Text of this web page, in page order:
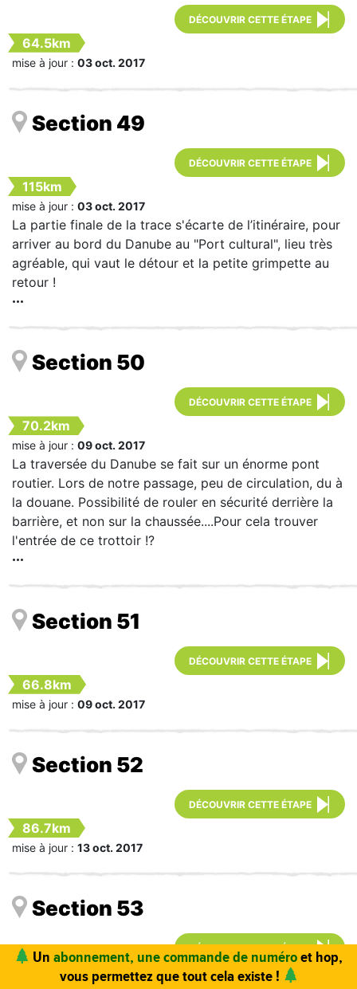
DÉCOUVRIR CETTE ÉTAPE
64.5km
mise à jour : 03 oct. 2017
Section 49
DÉCOUVRIR CETTE ÉTAPE
115km
mise à jour : 03 oct. 2017
La partie finale de la trace s'écarte de l’itinéraire, pour
arriver au bord du Danube au "Port cultural", lieu très
agréable, qui vaut le détour et la petite grimpette au
retour !
Section 50
DÉCOUVRIR CETTE ÉTAPE
70.2km
mise à jour : 09 oct. 2017
La traversée du Danube se fait sur un énorme pont
routier. Lors de notre passage, peu de circulation, du à
la douane. Possibilité de rouler en sécurité derrière la
barrière, et non sur la chaussée....Pour cela trouver
l'entrée de ce trottoir !?
Section 51
DÉCOUVRIR CETTE ÉTAPE
66.8km
mise à jour : 09 oct. 2017
Section 52
DÉCOUVRIR CETTE ÉTAPE
86.7km
mise à jour : 13 oct. 2017
Section 53
DÉCOUVRIR CETTE ÉTAPE
34.5km
Vous trouvez ce site utile ? Vous aimez le magazine ?